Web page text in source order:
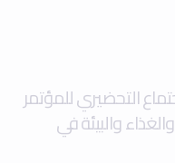
التحضيري للمؤتمر
والبيئة في